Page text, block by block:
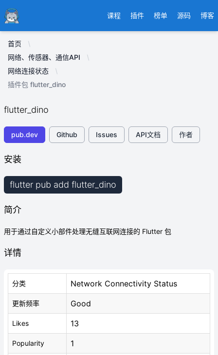
Ducafecat 课程 插件 榜单 源码 博客
首页
网络、传感器、通信API
网络连接状态
插件包 flutter_dino
flutter_dino
pub.dev Github Issues API文档 作者
安装
flutter pub add flutter_dino
简介
用于通过自定义小部件处理无缝互联网连接的 Flutter 包
详情
分类 Network Connectivity Status
更新频率 Good
Likes 13
Popularity 1